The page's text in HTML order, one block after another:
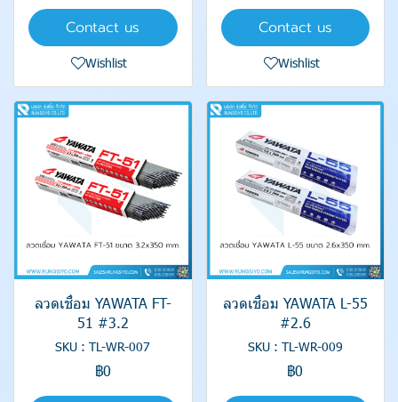
Contact us
Wishlist
Contact us
Wishlist
ลวดเชื่อม YAWATA FT-
51 #3.2
SKU : TL-WR-007
฿0
ลวดเชื่อม YAWATA L-55
#2.6
SKU : TL-WR-009
฿0